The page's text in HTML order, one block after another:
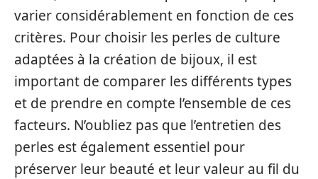
varier considérablement en fonction de ces
critères. Pour choisir les perles de culture
adaptées à la création de bijoux, il est
important de comparer les différents types
et de prendre en compte l’ensemble de ces
facteurs. N’oubliez pas que l’entretien des
perles est également essentiel pour
préserver leur beauté et leur valeur au fil du